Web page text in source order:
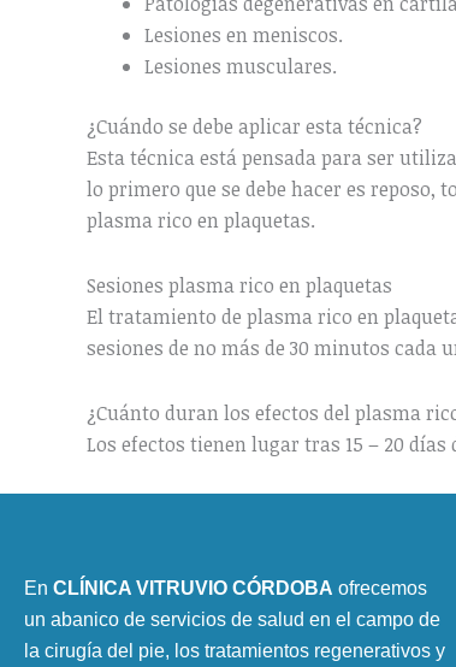
Lesiones en meniscos.
Lesiones musculares.
¿Cuándo se debe aplicar esta técnica?
Esta técnica está pensada para ser
lo primero que se debe hacer es
plasma rico en plaquetas.
Sesiones plasma rico en plaquetas
El tratamiento de plasma rico en
sesiones de no más de 30 minutos cada
¿Cuánto duran los efectos del plasma
Los efectos tienen lugar tras 15 – 20
En CLÍNICA VITRUVIO CÓRDOBA ofrecemos
un abanico de servicios de salud en el campo de
la cirugía del pie, los tratamientos regenerativos y